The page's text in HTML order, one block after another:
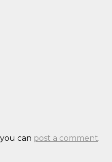
can post a comment.